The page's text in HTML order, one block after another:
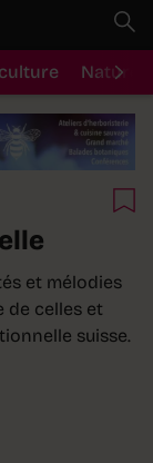
Nature
et mélodies
de celles et
suisse.